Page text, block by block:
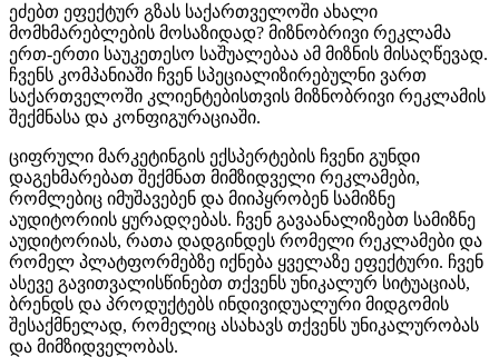
ეძებთ ეფექტურ გზას საქართველოში ახალი
მომხმარებლების მოსაზიდად? მიზნობრივი რეკლამა
ერთ-ერთი საუკეთესო საშუალებაა ამ მიზნის მისაღწევად.
ჩვენს კომპანიაში ჩვენ სპეციალიზირებულნი ვართ
საქართველოში კლიენტებისთვის მიზნობრივი რეკლამის
შექმნასა და კონფიგურაციაში.
ციფრული მარკეტინგის ექსპერტების ჩვენი გუნდი
დაგეხმარებათ შექმნათ მიმზიდველი რეკლამები,
რომლებიც იმუშავებენ და მიიპყრობენ სამიზნე
აუდიტორიის ყურადღებას. ჩვენ გავაანალიზებთ სამიზნე
აუდიტორიას, რათა დადგინდეს რომელი რეკლამები და
რომელ პლატფორმებზე იქნება ყველაზე ეფექტური. ჩვენ
ასევე გავითვალისწინებთ თქვენს უნიკალურ სიტუაციას,
ბრენდს და პროდუქტებს ინდივიდუალური მიდგომის
შესაქმნელად, რომელიც ასახავს თქვენს უნიკალურობას
და მიმზიდველობას.